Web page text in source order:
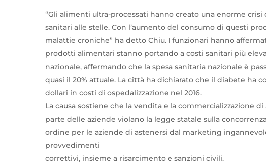
“Gli alimenti ultra-processati hanno creato una enorme
sanitari alle stelle. Con l’aumento del consumo di questi
malattie croniche” ha detto Chiu. I funzionari hanno
prodotti alimentari stanno portando a costi sanitari più
nazionale, affermando che la spesa sanitaria nazionale è
quasi il 20% attuale. La città ha dichiarato che il diabete ha
dollari in costi di ospedalizzazione nel 2016.
La causa sostiene che la vendita e la commercializzazione
parte delle aziende violano la legge statale sulla
ordine per le aziende di astenersi dal marketing
provvedimenti
correttivi, insieme a risarcimento e sanzioni civili.